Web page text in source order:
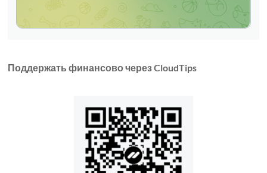
Поддержать финансово через CloudTips